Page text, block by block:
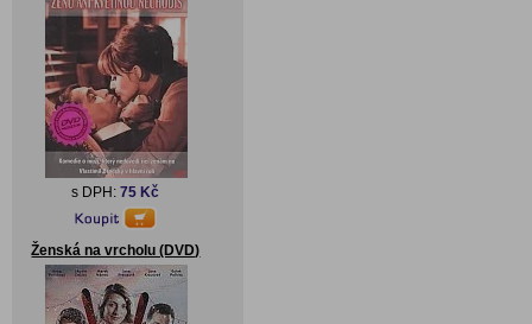
s DPH:75 Kč
Ženská na vrcholu (DVD)